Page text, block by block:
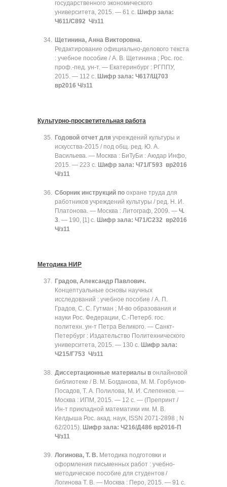
государственного экономического
университета, 2015. — 61 с. Шифр зала:
Ч611/С892 Ч/з11
Щетинина, Анна Викторовна.
Редактирование официально-делового текста
: учебное пособие / А. В. Щетинина ; Рос. гос.
проф.-пед. ун-т. — Екатеринбург : РГППУ,
2015. — 112 с. Шифр зала: Ч617/Щ703
вр2016 Ч/з11
Культурно-просветительная работа
Годовой отчет для учреждений культуры и
искусства-2015 / под общ. ред. Ю. А.
Васильева. — Москва : БиТуБи : Аюдар Инфо,
2015. — 223 с. Шифр зала: Ч71/Г593 вр2016
Ч/з11
Сборник инструкций по охране труда для
работников учреждений культуры / ред. Н. И.
Платонова. — Москва : Литограф, 2009. — Ч.
3. — 190, [1] с. Шифр зала: Ч71/С232 вр2016
Ч/з11
Методика НИР
Градов, Александр Павлович.
Концептуальные основы научных
исследований : учебное пособие / А. П.
Градов, С. С. Гутман ; М-во образования и
науки Рос. Федерации, С.-Петерб. гос.
политехн. ун-т Петра Великого. — Санкт-
Петербург : Издательство Политехнического
университета, 2015. — 130 с. Шифр зала:
Ч215/Г753 Ч/з11
Диссертационные материалы в онлайновой
библиотеке / В. М. Богданова, М. М. Горбунов-
Посадов, Т. А. Полилова, М. И. Слепенков. —
Москва : ИПМ, 2015. — 12 с. — (Препринт /
Ин-т прикладной математики им. М. В.
Келдыша Рос. акад. наук, ISSN 2071-2898 ; N
62/2015). Шифр зала: Ч216/Д486 вр2016-П
Ч/з11
Логинова, Т. В. Методика подготовки и
оформления письменных работ : учебно-
методическое пособие для студентов /
Логинова Т. В. — Москва : Перо, 2015. — 91 с.